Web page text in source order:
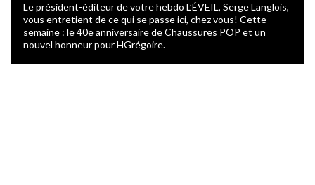
Le président-éditeur de votre hebdo L’ÉVEIL, Serge Langlois,
vous entretient de ce qui se passe ici, chez vous! Cette
semaine : le 40e anniversaire de Chaussures POP et un
nouvel honneur pour HGrégoire.